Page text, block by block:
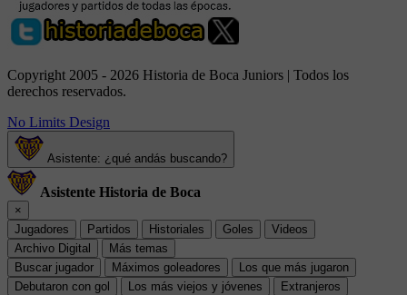
Copyright 2005 - 2026 Historia de Boca Juniors | Todos los
derechos reservados.
No Limits Design
Asistente: ¿qué andás buscando?
Asistente Historia de Boca
×
Jugadores
Partidos Historiales Goles
Videos
Archivo Digital
Más temas
Buscar jugador
Máximos goleadores
Los que más jugaron
Debutaron con gol
Los más viejos y jóvenes
Extranjeros